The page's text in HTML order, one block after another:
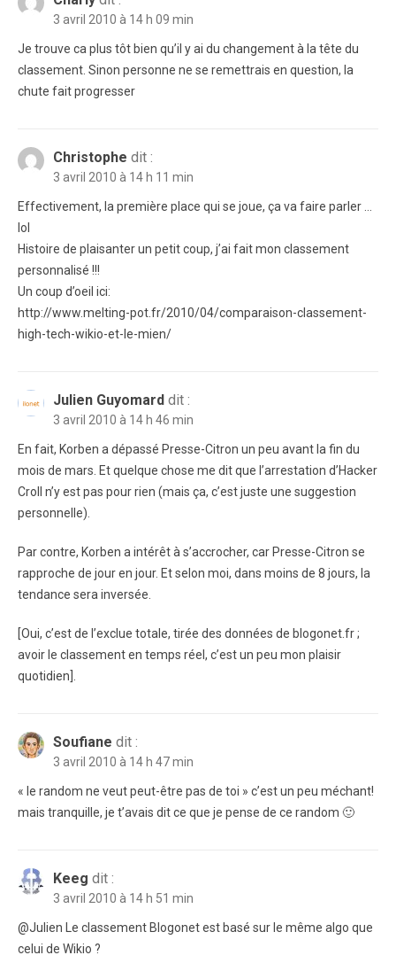
3 avril 2010 à 14 h 09 min
Je trouve ca plus tôt bien qu’il y ai du changement à la tête du
classement. Sinon personne ne se remettrais en question, la
chute fait progresser
Christophe dit :
3 avril 2010 à 14 h 11 min
Effectivement, la première place qui se joue, ça va faire parler …
lol
Histoire de plaisanter un petit coup, j’ai fait mon classement
personnalisé !!!
Un coup d’oeil ici:
http://www.melting-pot.fr/2010/04/comparaison-classement-
high-tech-wikio-et-le-mien/
Julien Guyomard dit :
3 avril 2010 à 14 h 46 min
En fait, Korben a dépassé Presse-Citron un peu avant la fin du
mois de mars. Et quelque chose me dit que l’arrestation d’Hacker
Croll n’y est pas pour rien (mais ça, c’est juste une suggestion
personnelle).
Par contre, Korben a intérêt à s’accrocher, car Presse-Citron se
rapproche de jour en jour. Et selon moi, dans moins de 8 jours, la
tendance sera inversée.
[Oui, c’est de l’exclue totale, tirée des données de blogonet.fr ;
avoir le classement en temps réel, c’est un peu mon plaisir
quotidien].
Soufiane dit :
3 avril 2010 à 14 h 47 min
« le random ne veut peut-être pas de toi » c’est un peu méchant!
mais tranquille, je t’avais dit ce que je pense de ce random 🙂
Keeg dit :
3 avril 2010 à 14 h 51 min
@Julien Le classement Blogonet est basé sur le même algo que
celui de Wikio ?